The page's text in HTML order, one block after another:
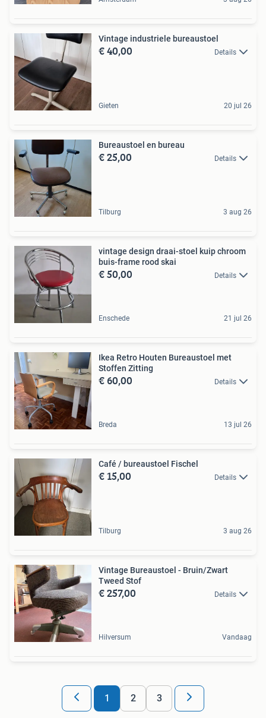
Vintage industriele bureaustoel
€ 40,00 Details
Gieten 20 jul 26
Bureaustoel en bureau
€ 25,00 Details
Tilburg 3 aug 26
vintage design draai-stoel kuip chroom
buis-frame rood skai
€ 50,00 Details
Enschede 21 jul 26
Ikea Retro Houten Bureaustoel met
Stoffen Zitting
€ 60,00 Details
Breda 13 jul 26
Café / bureaustoel Fischel
€ 15,00 Details
Tilburg 3 aug 26
Vintage Bureaustoel - Bruin/Zwart
Tweed Stof
€ 257,00 Details
Hilversum Vandaag
1 2 3